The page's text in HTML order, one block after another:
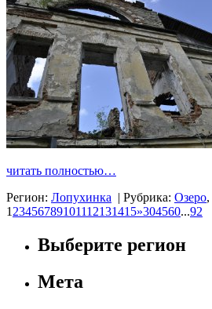
читать полностью…
Регион: Лопухинка | Рубрика: Озеро,
1 23456789101112131415»304560...92
Выберите регион
Мета